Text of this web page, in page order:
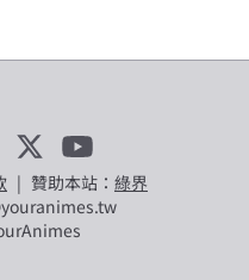
| 贊助本站： 綠界